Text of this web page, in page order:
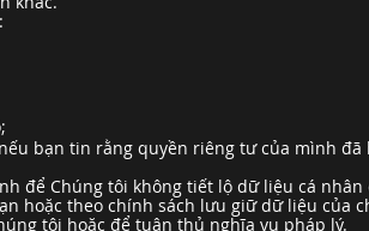
bạn tin rằng quyền riêng tư của mình đã
để Chúng tôi không tiết lộ dữ liệu cá
hoặc theo chính sách lưu giữ dữ liệu của
tôi hoặc để tuân thủ nghĩa vụ pháp lý.